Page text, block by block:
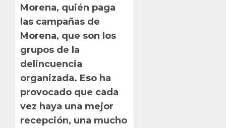
Morena, quién paga
las campañas de
Morena, que son los
grupos de la
delincuencia
organizada. Eso ha
provocado que cada
vez haya una mejor
recepción, una mucho